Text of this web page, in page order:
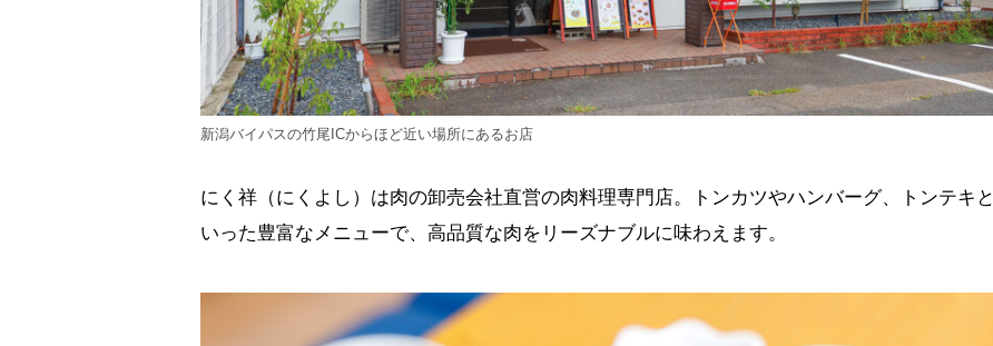
新潟バイパスの竹尾ICからほど近い場所にあるお店
にく祥（にくよし）は肉の卸売会社直営の肉料理専門店。トンカツやハンバーグ、トンテキと
いった豊富なメニューで、高品質な肉をリーズナブルに味わえます。